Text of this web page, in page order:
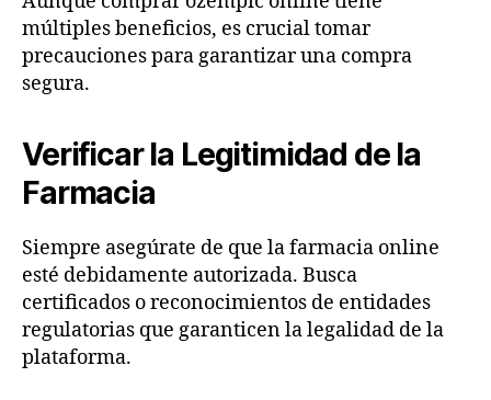
múltiples beneficios, es crucial tomar
precauciones para garantizar una compra
segura.
Verificar la Legitimidad de la
Farmacia
Siempre asegúrate de que la farmacia online
esté debidamente autorizada. Busca
certificados o reconocimientos de entidades
regulatorias que garanticen la legalidad de la
plataforma.